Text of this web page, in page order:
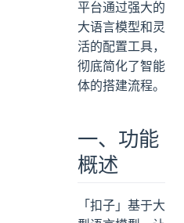
平台通过强大的
大语言模型和灵
活的配置工具，
彻底简化了智能
体的搭建流程。
一、功能
概述
「扣子」基于大